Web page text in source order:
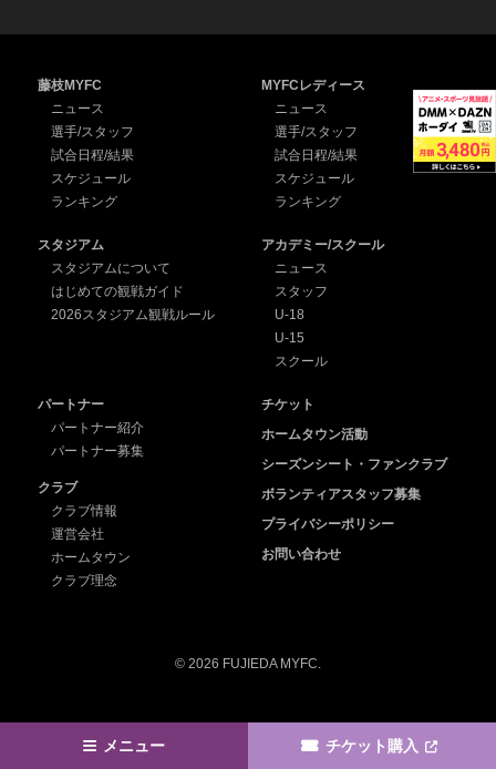
メニュー チケット購入
藤枝MYFC
ニュース
選手/スタッフ
試合日程/結果
スケジュール
ランキング
MYFCレディース
ニュース
選手/スタッフ
試合日程/結果
スケジュール
ランキング
スタジアム
スタジアムについて
はじめての観戦ガイド
2026スタジアム観戦ルール
アカデミー/スクール
ニュース
スタッフ
U-18
U-15
スクール
パートナー
パートナー紹介
パートナー募集
クラブ
クラブ情報
運営会社
ホームタウン
クラブ理念
チケット
ホームタウン活動
シーズンシート・ファンクラブ
ボランティアスタッフ募集
プライバシーポリシー
お問い合わせ
© 2026 FUJIEDA MYFC.